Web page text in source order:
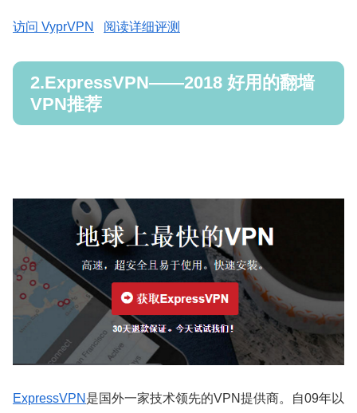
访问 VyprVPN 阅读详细评测
2.ExpressVPN——2018 好用的翻墙
VPN推荐
ExpressVPN 是国外一家技术领先的VPN提供商。自09年以